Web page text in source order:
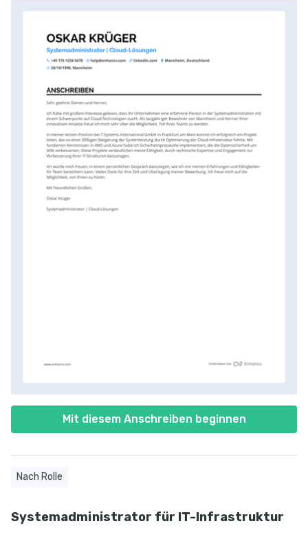
Mit diesem Anschreiben beginnen
Nach Rolle
Systemadministrator für IT-Infrastruktur